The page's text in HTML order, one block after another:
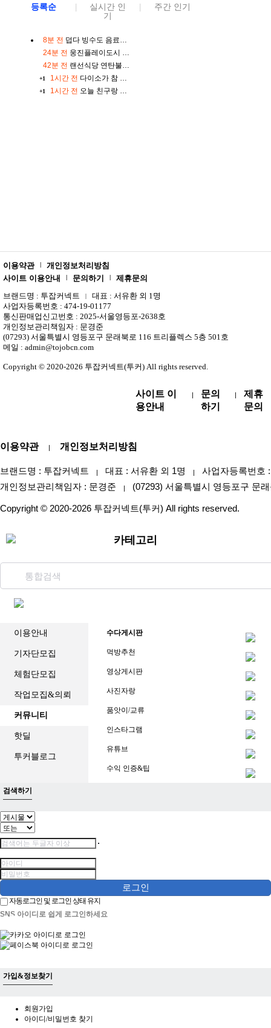
등록순
실시간 인
기
주간 인기
8분 전 덥다 빙수도 음료도 금방 녹네요
24분 전 웅진플레이도시 골드시즌(~8/17)
42분 전 랜선식당 연탄불고기, 250g, 4개
+1 1시간 전 다이소가 참 좋은 거 같아요
+1 1시간 전 오늘 친구랑 냉삼집 가기로 했어요
이용약관
개인정보처리방침
사이트 이용안내
문의하기 제휴문의
브랜드명 : 투잡커넥트 |
대표 : 서유환 외 1명
사업자등록번호 : 474-19-01177
통신판매업신고번호 : 2025-서울영등포-2638호
개인정보관리책임자 : 문경준
(07293) 서울특별시 영등포구 문래북로 116 트리플렉스 5층 501호
메일 : admin@tojobcn.com
Copyright © 2020-2026 투잡커넥트(투커) All rights reserved.
사이트 이
용안내
| 문의
하기
|제휴
문의
이용약관 | 개인정보처리방침
브랜드명 : 투잡커넥트 | 대표 : 서유환 외 1명 | 사업자등록번호
개인정보관리책임자 : 문경준 | (07293) 서울특별시 영등포구 문
Copyright © 2020-2026 투잡커넥트(투커) All rights reserved.
카테고리
이용안내
기자단모집
체험단모집
작업모집&의뢰
커뮤니티
핫딜
투커블로그
수다게시판
먹방추천
영상게시판
사진자랑
품앗이/교류
인스타그램
유튜브
수익 인증&팁
검색하기
로그인
자동로그인 및 로그인 상태 유지
SNS 아이디로 쉽게 로그인하세요
가입&정보찾기
회원가입
아이디/비밀번호 찾기